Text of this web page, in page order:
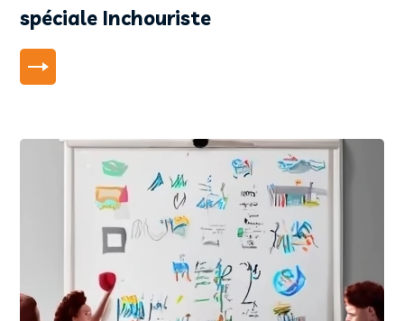
spéciale Inchouriste